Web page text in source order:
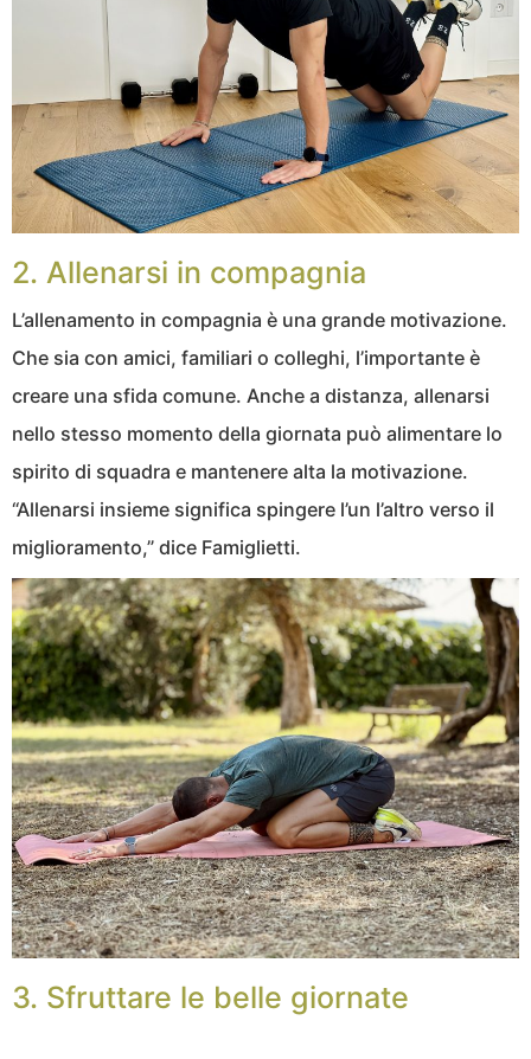
2. Allenarsi in compagnia
L’allenamento in compagnia è una grande motivazione.
Che sia con amici, familiari o colleghi, l’importante è
creare una sfida comune. Anche a distanza, allenarsi
nello stesso momento della giornata può alimentare lo
spirito di squadra e mantenere alta la motivazione.
“Allenarsi insieme significa spingere l’un l’altro verso il
miglioramento,” dice Famiglietti.
3. Sfruttare le belle giornate